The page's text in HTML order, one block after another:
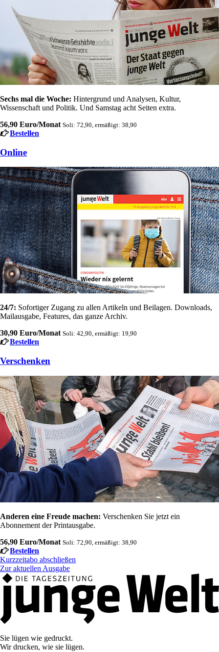
Sechs mal die Woche: Hintergrund und Analysen, Kultur,
Wissenschaft und Politik. Und Samstag acht Seiten extra.
56,90 Euro/Monat Soli: 72,90, ermäßigt: 38,90
Bestellen
Online
24/7: Sofortiger Zugang zu allen Artikeln und Beilagen. Downloads,
Mailausgabe, Features, das ganze Archiv.
30,90 Euro/Monat Soli: 42,90, ermäßigt: 19,90
Bestellen
Verschenken
Anderen eine Freude machen: Verschenken Sie jetzt ein
Abonnement der Printausgabe.
56,90 Euro/Monat Soli: 72,90, ermäßigt: 38,90
Bestellen
Kurzzeitabo abschließen
Zur aktuellen Ausgabe
Sie lügen wie gedruckt.
Wir drucken, wie sie lügen.